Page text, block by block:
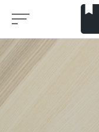
Przejdź
treści